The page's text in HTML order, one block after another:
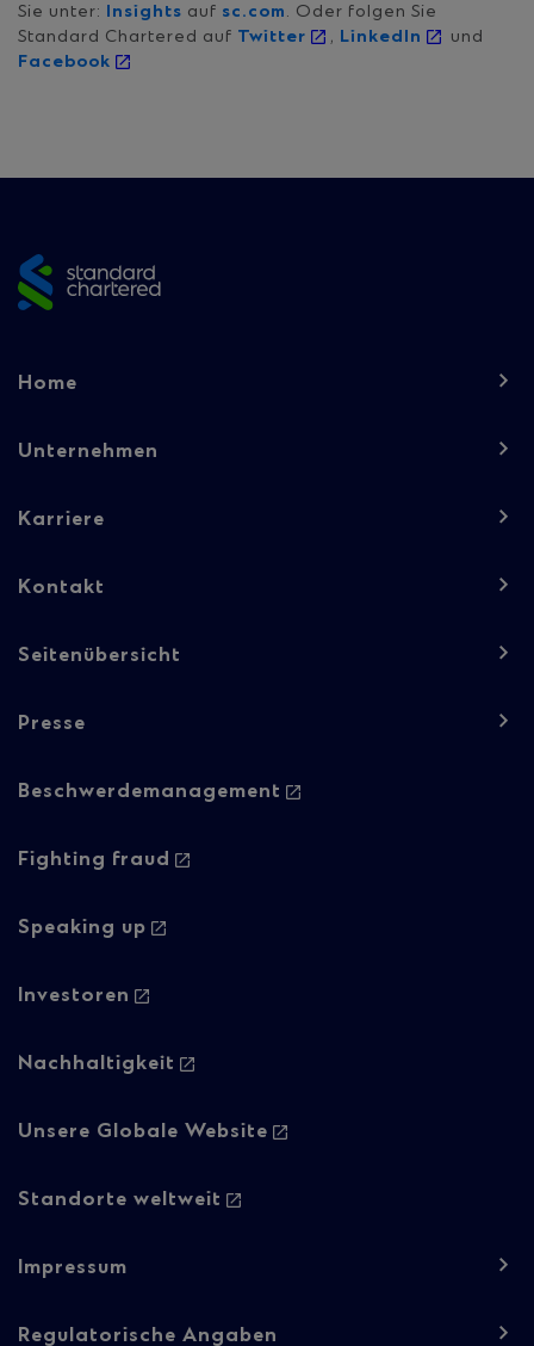
Sie unter: Insights auf sc.com. Oder folgen Sie
Standard Chartered auf Twitter , LinkedIn
und
Facebook
Footer
-
Home
Unternehmen
Karriere
Kontakt
Seitenübersicht
Presse
Footer
-
2
Beschwerdemanagement
Fighting fraud
Speaking up
Investoren
Nachhaltigkeit
Unsere Globale Website
Standorte weltweit
Footer
Impressum
Regulatorische Angaben